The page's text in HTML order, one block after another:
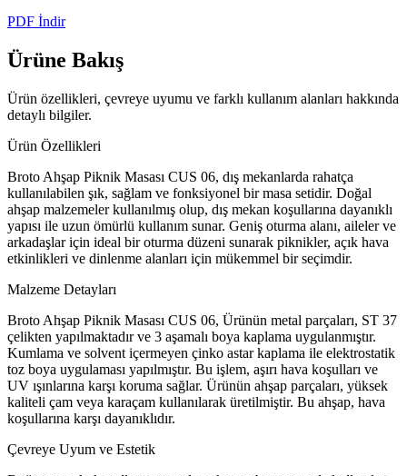
PDF İndir
Ürüne Bakış
Ürün özellikleri, çevreye uyumu ve farklı kullanım alanları hakkında
detaylı bilgiler.
Ürün Özellikleri
Broto Ahşap Piknik Masası CUS 06, dış mekanlarda rahatça
kullanılabilen şık, sağlam ve fonksiyonel bir masa setidir. Doğal
ahşap malzemeler kullanılmış olup, dış mekan koşullarına dayanıklı
yapısı ile uzun ömürlü kullanım sunar. Geniş oturma alanı, aileler ve
arkadaşlar için ideal bir oturma düzeni sunarak piknikler, açık hava
etkinlikleri ve dinlenme alanları için mükemmel bir seçimdir.
Malzeme Detayları
Broto Ahşap Piknik Masası CUS 06, Ürünün metal parçaları, ST 37
çelikten yapılmaktadır ve 3 aşamalı boya kaplama uygulanmıştır.
Kumlama ve solvent içermeyen çinko astar kaplama ile elektrostatik
toz boya uygulaması yapılmıştır. Bu işlem, aşırı hava koşulları ve
UV ışınlarına karşı koruma sağlar. Ürünün ahşap parçaları, yüksek
kaliteli çam veya karaçam kullanılarak üretilmiştir. Bu ahşap, hava
koşullarına karşı dayanıklıdır.
Çevreye Uyum ve Estetik